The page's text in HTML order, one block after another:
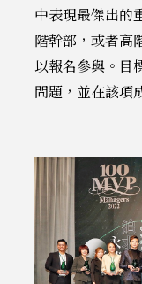
中表現最傑出的
階幹部，或者高
以報名參與。目
問題，並在該項